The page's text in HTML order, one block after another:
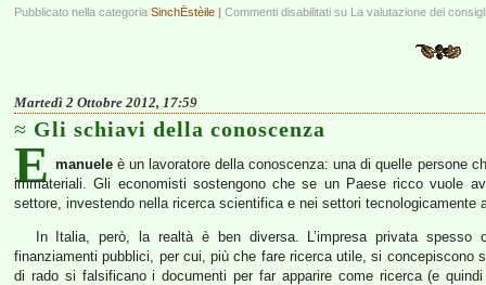
Pubblicato nella categoria SinchËstèile | Commenti disabilitati su La valutazione dei
Martedì 2 Ottobre 2012, 17:59
Gli schiavi della conoscenza
E manuele è un lavoratore della conoscenza: una di quelle persone
immateriali. Gli economisti sostengono che se un Paese ricco vuole
settore, investendo nella ricerca scientifica e nei settori tecnologicamente
In Italia, però, la realtà è ben diversa. L’impresa privata
finanziamenti pubblici, per cui, più che fare ricerca utile, si concepiscono
di rado si falsificano i documenti per far apparire come ricerca (e